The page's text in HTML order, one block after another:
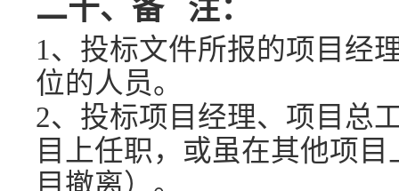
二十、备 注：
1、投标文件所报的项目经
位的人员。
2、 投标项目经理、项目总
目上任职，或虽在其他项